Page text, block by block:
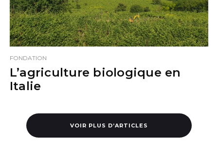
FONDATION
L’agriculture biologique en
Italie
VOIR PLUS D’ARTICLES